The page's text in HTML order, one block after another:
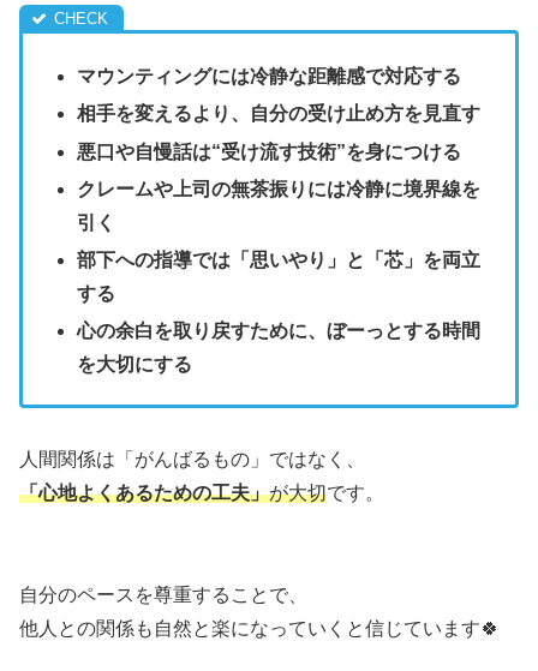
マウンティングには冷静な距離感で対応する
相手を変えるより、自分の受け止め方を見直す
悪口や自慢話は“受け流す技術”を身につける
クレームや上司の無茶振りには冷静に境界線を
引く
部下への指導では「思いやり」と「芯」を両立
する
心の余白を取り戻すために、ぼーっとする時間
を大切にする
人間関係は「がんばるもの」ではなく、
「心地よくあるための工夫」が大切です。
自分のペースを尊重することで、
他人との関係も自然と楽になっていくと信じています🍀